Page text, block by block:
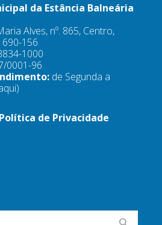
da Estância Balneária
Alves, nº. 865, Centro,
156
1000
0001-96
de Segunda a
Política de Privacidade